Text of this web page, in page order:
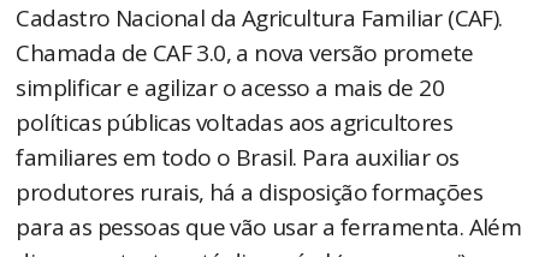
Cadastro Nacional da Agricultura Familiar (CAF).
Chamada de CAF 3.0, a nova versão promete
simplificar e agilizar o acesso a mais de 20
políticas públicas voltadas aos agricultores
familiares em todo o Brasil. Para auxiliar os
produtores rurais, há a disposição formações
para as pessoas que vão usar a ferramenta. Além